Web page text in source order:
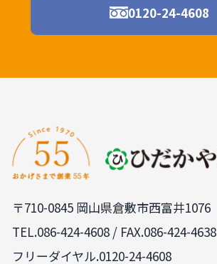
0120-24-4608
〒710-0845 岡山県倉敷市西富井1076
TEL.086-424-4608 / FAX.086-424-4638
フリーダイヤル.0120-24-4608